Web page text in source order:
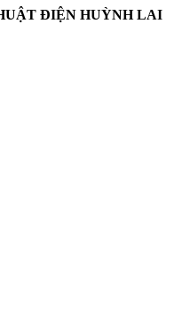
ĐIỆN HUỲNH LAI